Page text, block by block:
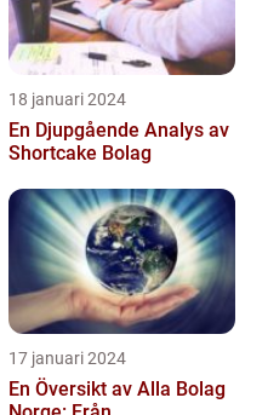
18 januari 2024
En Djupgående Analys av
Shortcake Bolag
17 januari 2024
En Översikt av Alla Bolag